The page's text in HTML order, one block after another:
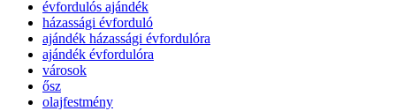
évfordulós ajándék
házassági évforduló
ajándék házassági évfordulóra
ajándék évfordulóra
városok
ősz
olajfestmény